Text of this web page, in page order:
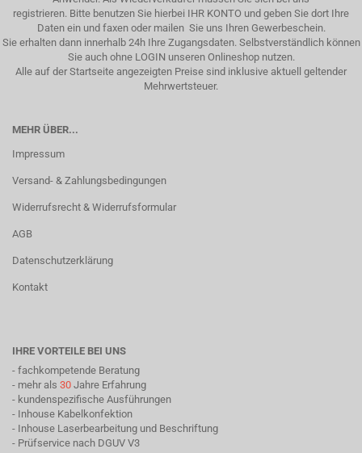
registrieren. Bitte benutzen Sie hierbei IHR KONTO und geben Sie dort Ihre
Daten ein und faxen oder mailen Sie uns Ihren Gewerbeschein.
Sie erhalten dann innerhalb 24h Ihre Zugangsdaten. Selbstverständlich können
Sie auch ohne LOGIN unseren Onlineshop nutzen.
Alle auf der Startseite angezeigten Preise sind inklusive aktuell geltender
Mehrwertsteuer.
MEHR ÜBER...
Impressum
Versand- & Zahlungsbedingungen
Widerrufsrecht & Widerrufsformular
AGB
Datenschutzerklärung
Kontakt
IHRE VORTEILE BEI UNS
- fachkompetende Beratung
- mehr als 30 Jahre Erfahrung
- kundenspezifische Ausführungen
- Inhouse Kabelkonfektion
- Inhouse Laserbearbeitung und Beschriftung
- Prüfservice nach DGUV V3